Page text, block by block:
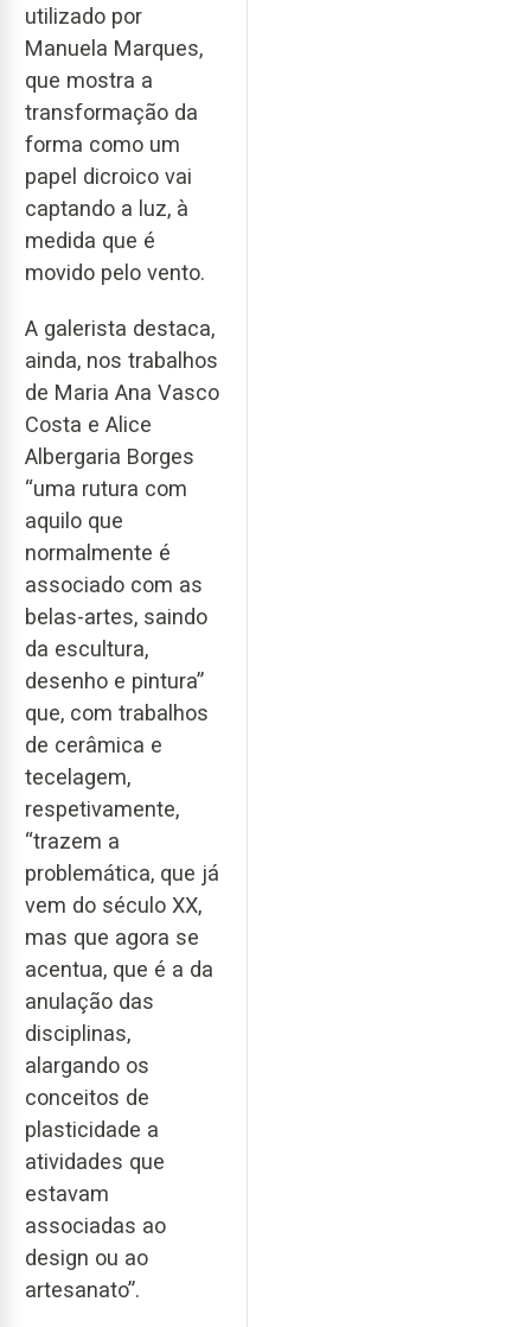
utilizado por
Manuela Marques,
que mostra a
transformação da
forma como um
papel dicroico vai
captando a luz, à
medida que é
movido pelo vento.
A galerista destaca,
ainda, nos trabalhos
de Maria Ana Vasco
Costa e Alice
Albergaria Borges
“uma rutura com
aquilo que
normalmente é
associado com as
belas-artes, saindo
da escultura,
desenho e pintura”
que, com trabalhos
de cerâmica e
tecelagem,
respetivamente,
“trazem a
problemática, que já
vem do século XX,
mas que agora se
acentua, que é a da
anulação das
disciplinas,
alargando os
conceitos de
plasticidade a
atividades que
estavam
associadas ao
design ou ao
artesanato”.